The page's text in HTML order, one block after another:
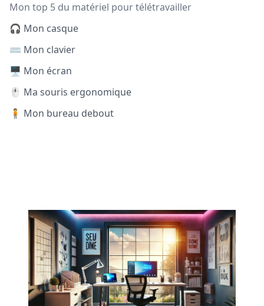
Mon top 5 du matériel pour télétravailler
🎧 Mon casque
⌨️ Mon clavier
🖥️ Mon écran
🖱️ Ma souris ergonomique
🧍 Mon bureau debout